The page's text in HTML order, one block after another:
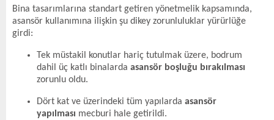
Bina tasarımlarına standart getiren yönetmelik kapsamında,
asansör kullanımına ilişkin şu dikey zorunluluklar yürürlüğe
girdi:
Tek müstakil konutlar hariç tutulmak üzere, bodrum
dahil üç katlı binalarda asansör boşluğu bırakılması
zorunlu oldu.
Dört kat ve üzerindeki tüm yapılarda asansör
yapılması mecburi hale getirildi.